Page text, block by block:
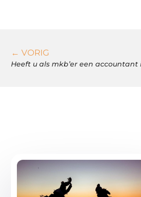
← VORIG
Heeft u als mkb’er een accountant